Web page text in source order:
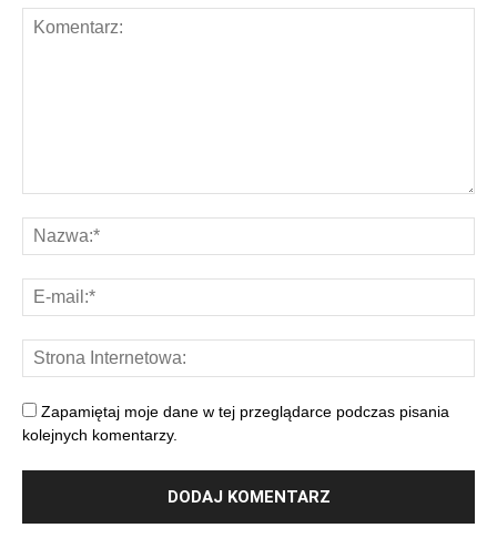
Zapamiętaj moje dane w tej przeglądarce podczas pisania
kolejnych komentarzy.